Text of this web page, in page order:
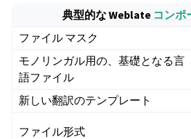
典型的な Weblate コンポ
ファイル マスク
モノリンガル用の、基礎となる言
語ファイル
新しい翻訳のテンプレート
ファイル形式